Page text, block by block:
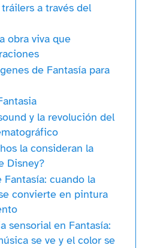
a través del
obra viva que
de Fantasía para
y la revolución del
la consideran la
Disney?
Fantasía: cuando la
convierte en pintura
sensorial en Fantasía:
se ve y el color se